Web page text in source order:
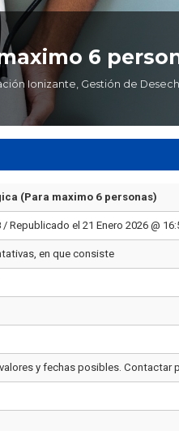
6
Ionizante, Gestión de
(Para maximo 6 personas)
/ Republicado el 21 Enero 2026 @
en que consiste
y fechas posibles. Contactar